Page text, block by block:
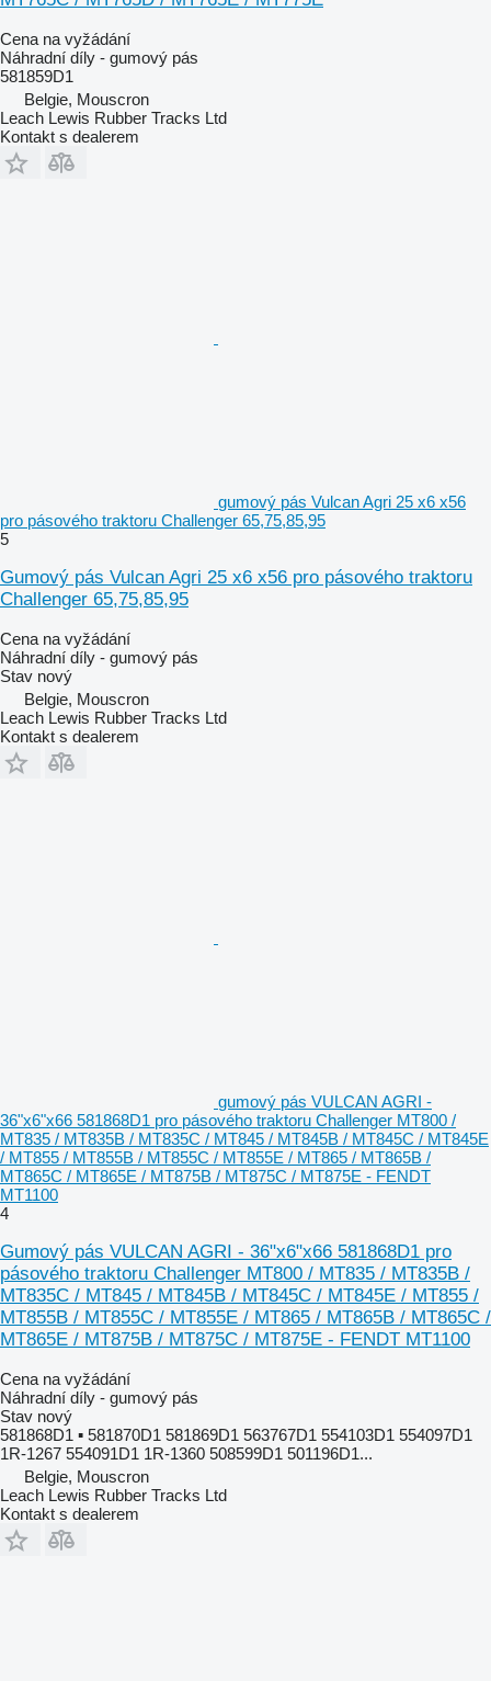
Cena na vyžádání
Náhradní díly - gumový pás
581859D1
Belgie, Mouscron
Leach Lewis Rubber Tracks Ltd
Kontakt s dealerem
gumový pás Vulcan Agri 25 x6 x56
pro pásového traktoru Challenger 65,75,85,95
5
Gumový pás Vulcan Agri 25 x6 x56 pro pásového traktoru
Challenger 65,75,85,95
Cena na vyžádání
Náhradní díly - gumový pás
Stav nový
Belgie, Mouscron
Leach Lewis Rubber Tracks Ltd
Kontakt s dealerem
gumový pás VULCAN AGRI -
36"x6"x66 581868D1 pro pásového traktoru Challenger MT800 /
MT835 / MT835B / MT835C / MT845 / MT845B / MT845C / MT845E
/ MT855 / MT855B / MT855C / MT855E / MT865 / MT865B /
MT865C / MT865E / MT875B / MT875C / MT875E - FENDT
MT1100
4
Gumový pás VULCAN AGRI - 36"x6"x66 581868D1 pro
pásového traktoru Challenger MT800 / MT835 / MT835B /
MT835C / MT845 / MT845B / MT845C / MT845E / MT855 /
MT855B / MT855C / MT855E / MT865 / MT865B / MT865C /
MT865E / MT875B / MT875C / MT875E - FENDT MT1100
Cena na vyžádání
Náhradní díly - gumový pás
Stav nový
581868D1 ▪ 581870D1 581869D1 563767D1 554103D1 554097D1
1R-1267 554091D1 1R-1360 508599D1 501196D1...
Belgie, Mouscron
Leach Lewis Rubber Tracks Ltd
Kontakt s dealerem